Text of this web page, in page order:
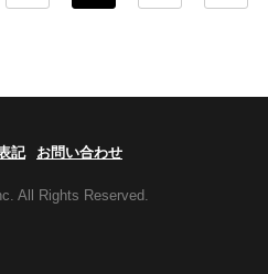
記 お問い合わせ
All Rights Reserved.